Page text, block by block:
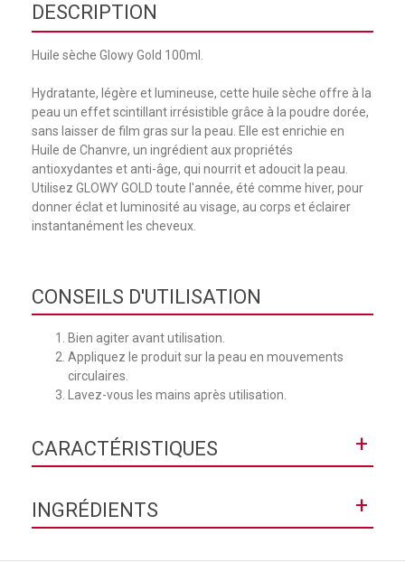
DESCRIPTION
Huile sèche Glowy Gold 100ml.
Hydratante, légère et lumineuse, cette huile sèche offre à la
peau un effet scintillant irrésistible grâce à la poudre dorée,
sans laisser de film gras sur la peau. Elle est enrichie en
Huile de Chanvre, un ingrédient aux propriétés
antioxydantes et anti-âge, qui nourrit et adoucit la peau.
Utilisez GLOWY GOLD toute l'année, été comme hiver, pour
donner éclat et luminosité au visage, au corps et éclairer
instantanément les cheveux.
CONSEILS D'UTILISATION
Bien agiter avant utilisation.
Appliquez le produit sur la peau en mouvements
circulaires.
Lavez-vous les mains après utilisation.
CARACTÉRISTIQUES +
Texture
INGRÉDIENTS +